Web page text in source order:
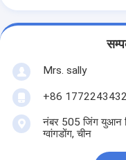
Mrs. sally
+86
नंबर 505 जिंग युआन
ग्वांगडोंग, चीन